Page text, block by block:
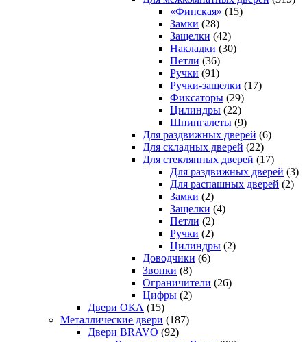
«Финская» (15)
Замки (28)
Защелки (42)
Накладки (30)
Петли (36)
Ручки (91)
Ручки-защелки (17)
Фиксаторы (29)
Цилиндры (22)
Шпингалеты (9)
Для раздвижных дверей (6)
Для складных дверей (22)
Для стеклянных дверей (17)
Для раздвижных дверей (3)
Для распашных дверей (2)
Замки (2)
Защелки (4)
Петли (2)
Ручки (2)
Цилиндры (2)
Доводчики (6)
Звонки (8)
Ограничители (26)
Цифры (2)
Двери ОКА (15)
Металлические двери (187)
Двери BRAVO (92)